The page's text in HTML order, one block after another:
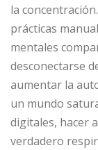
la
prácticas
mentales
desconectarse
aumentar la
un mundo
digitales, hacer
verdadero